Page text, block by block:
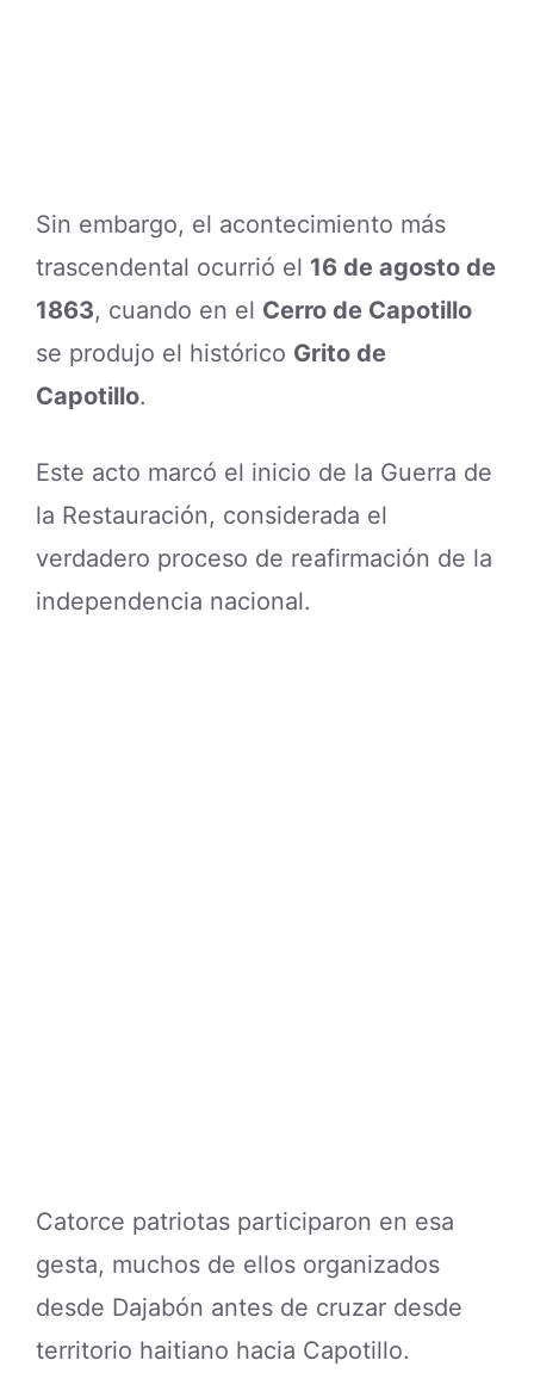
Sin embargo, el acontecimiento más
trascendental ocurrió el 16 de agosto de
1863, cuando en el Cerro de Capotillo
se produjo el histórico Grito de
Capotillo.
Este acto marcó el inicio de la Guerra de
la Restauración, considerada el
verdadero proceso de reafirmación de la
independencia nacional.
Catorce patriotas participaron en esa
gesta, muchos de ellos organizados
desde Dajabón antes de cruzar desde
territorio haitiano hacia Capotillo.